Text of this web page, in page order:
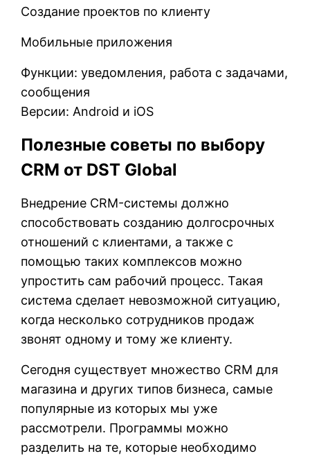
Создание проектов по клиенту
Мобильные приложения
Функции: уведомления, работа с задачами,
сообщения
Версии: Android и iOS
Полезные советы по выбору
CRM от DST Global
Внедрение CRM-системы должно
способствовать созданию долгосрочных
отношений с клиентами, а также с
помощью таких комплексов можно
упростить сам рабочий процесс. Такая
система сделает невозможной ситуацию,
когда несколько сотрудников продаж
звонят одному и тому же клиенту.
Сегодня существует множество CRM для
магазина и других типов бизнеса, самые
популярные из которых мы уже
рассмотрели. Программы можно
разделить на те, которые необходимо